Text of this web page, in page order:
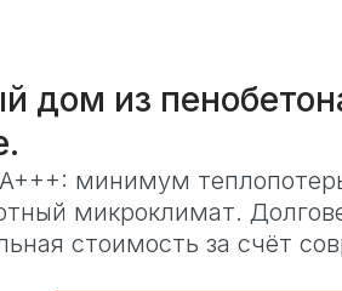
дом из
минимум
микроклимат.
стоимость за счёт